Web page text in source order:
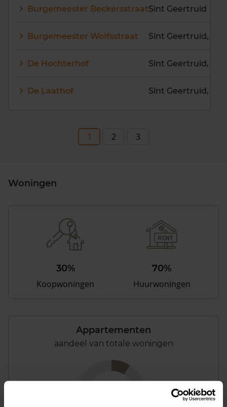
Burgemeester BeckersstraatSint Geertruid
Burgemeester Wolfsstraat
De Hochterhof
De Laathof
1 2 3
Woningen
30%
Koopwoningen
70%
Huurwoningen
Appartementen
aandeel van totale woningen